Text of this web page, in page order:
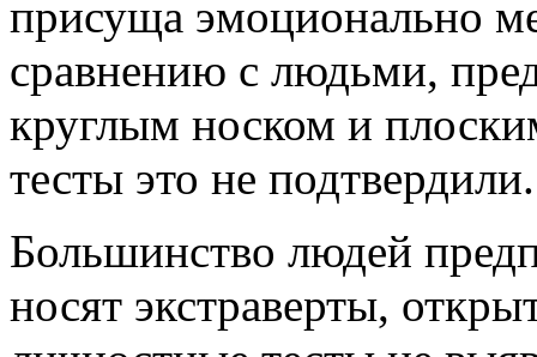
присуща эмоционально
сравнению с людьми,
круглым носком и
тесты это не подтвердили.
Большинство людей
носят экстраверты,